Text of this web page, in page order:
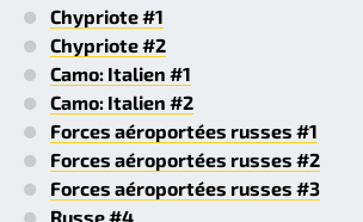
Chypriote #1
Chypriote #2
Camo: Italien #1
Camo: Italien #2
Forces aéroportées russes #1
Forces aéroportées russes #2
Forces aéroportées russes #3
Russe #4